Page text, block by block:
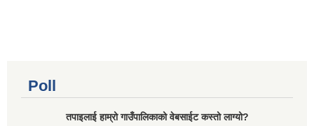
Poll
तपाइलाई हाम्रो गाउँपालिकाको वेबसाईट कस्तो लाग्यो?